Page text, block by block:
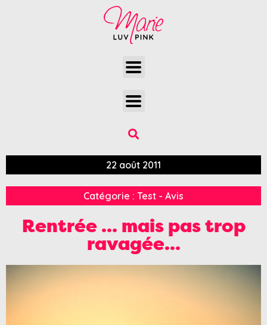
22 août 2011
Catégorie : Test - Avis
Rentrée … mais pas trop
ravagée…